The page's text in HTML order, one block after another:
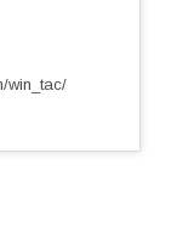
win_tac/